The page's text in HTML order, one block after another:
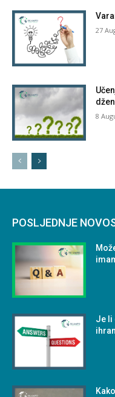
27
8
POSLJEDNJE
Je li